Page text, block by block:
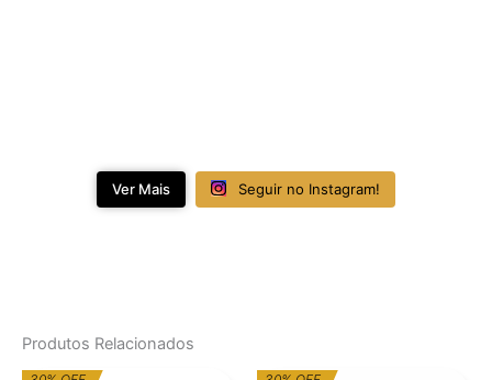
Ver Mais Seguir no Instagram!
Produtos Relacionados
O
O O
O